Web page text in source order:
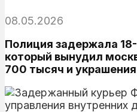
08.05.2026
Полиция задержала 18-
который вынудил
700 тысяч и
управления внутренних